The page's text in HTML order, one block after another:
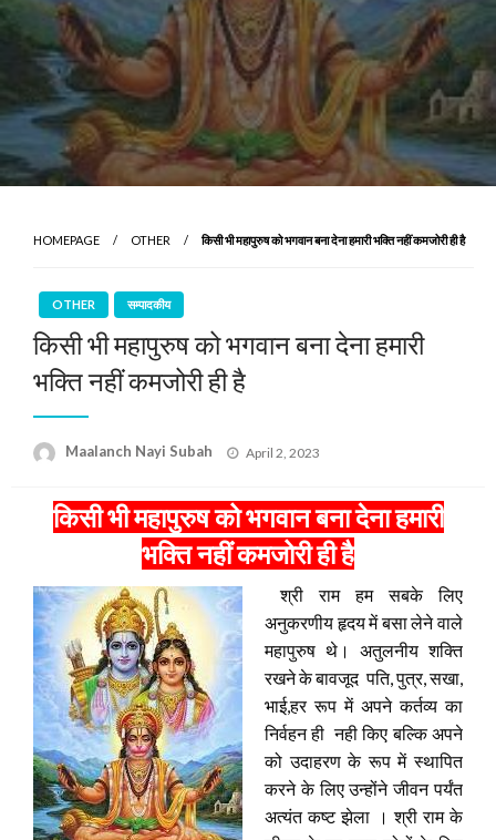
HOMEPAGE OTHER किसी भी महापुरुष को भगवान बना देना हमारी भक्ति नहीं कमजोरी ही है
OTHER सम्पादकीय
किसी भी महापुरुष को भगवान बना देना हमारी
भक्ति नहीं कमजोरी ही है
Maalanch Nayi Subah
Posted
April 2, 2023
किसी भी महापुरुष को भगवान बना देना हमारी
भक्ति नहीं कमजोरी ही है
श्री राम हम सबके लिए
अनुकरणीय हृदय में बसा लेने वाले
महापुरुष थे। अतुलनीय शक्ति
रखने के बावजूद पति, पुत्र, सखा,
भाई,हर रूप में अपने कर्तव्य का
निर्वहन ही नही किए बल्कि अपने
को उदाहरण के रूप में स्थापित
करने के लिए उन्होंने जीवन पर्यंत
अत्यंत कष्ट झेला । श्री राम के